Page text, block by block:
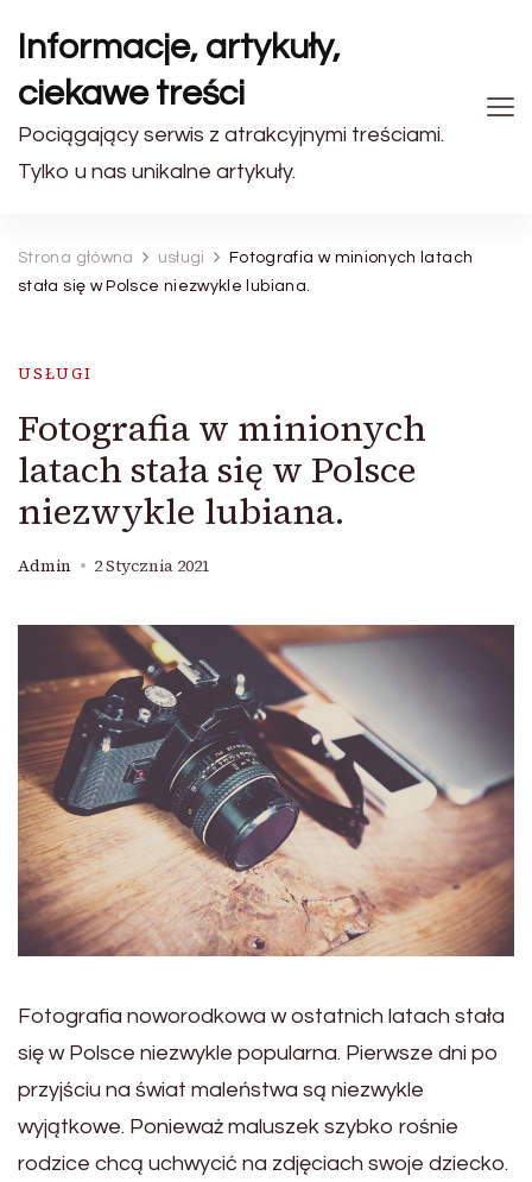
Informacje, artykuły,
ciekawe treści
Pociągający serwis z atrakcyjnymi treściami.
Tylko u nas unikalne artykuły.
Strona główna usługi
Fotografia w minionych latach
stała się w Polsce niezwykle lubiana.
USŁUGI
Fotografia w minionych
latach stała się w Polsce
niezwykle lubiana.
Admin 2 Stycznia 2021
Fotografia noworodkowa w ostatnich latach stała
się w Polsce niezwykle popularna. Pierwsze dni po
przyjściu na świat maleństwa są niezwykle
wyjątkowe. Ponieważ maluszek szybko rośnie
rodzice chcą uchwycić na zdjęciach swoje dziecko.